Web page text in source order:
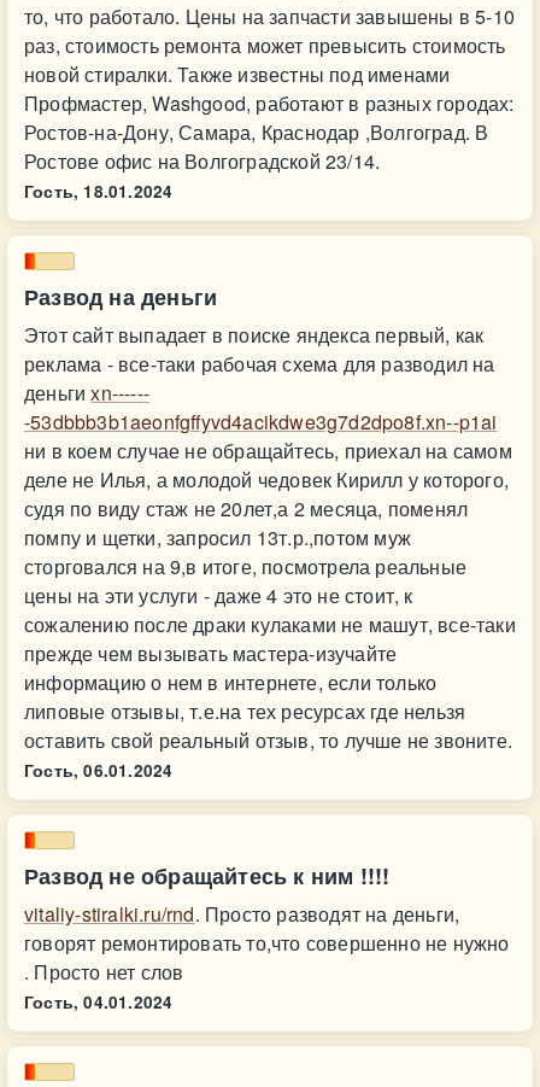
то, что работало. Цены на запчасти завышены в 5-10
раз, стоимость ремонта может превысить стоимость
новой стиралки. Также известны под именами
Профмастер, Washgood, работают в разных городах:
Ростов-на-Дону, Самара, Краснодар ,Волгоград. В
Ростове офис на Волгоградской 23/14.
Гость, 18.01.2024
Развод на деньги
Этот сайт выпадает в поиске яндекса первый, как
реклама - все-таки рабочая схема для разводил на
деньгиxn------
-53dbbb3b1aeonfgffyvd4acikdwe3g7d2dpo8f.xn--p1ai
ни в коем случае не обращайтесь, приехал на самом
деле не Илья, а молодой чедовек Кирилл у которого,
судя по виду стаж не 20лет,а 2 месяца, поменял
помпу и щетки, запросил 13т.р.,потом муж
сторговался на 9,в итоге, посмотрела реальные
цены на эти услуги - даже 4 это не стоит, к
сожалению после драки кулаками не машут, все-таки
прежде чем вызывать мастера-изучайте
информацию о нем в интернете, если только
липовые отзывы, т.е.на тех ресурсах где нельзя
оставить свой реальный отзыв, то лучше не звоните.
Гость, 06.01.2024
Развод не обращайтесь к ним !!!!
vitaliy-stiralki.ru/rnd. Просто разводят на деньги,
говорят ремонтировать то,что совершенно не нужно
. Просто нет слов
Гость, 04.01.2024